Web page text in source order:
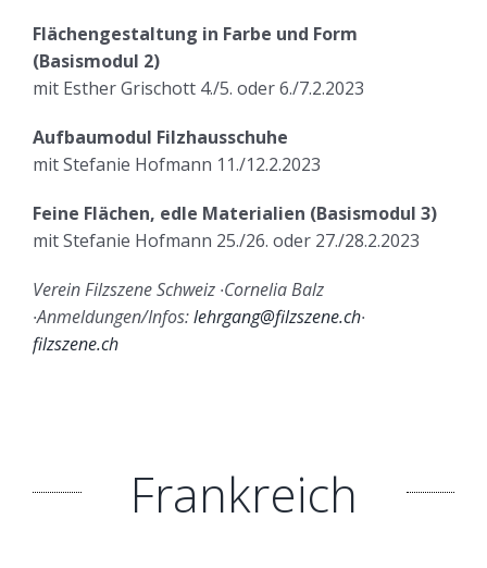
Flächengestaltung in Farbe und Form
(Basismodul 2)
mit Esther Grischott 4./5. oder 6./7.2.2023
Aufbaumodul Filzhausschuhe
mit Stefanie Hofmann 11./12.2.2023
Feine Flächen, edle Materialien (Basismodul 3)
mit Stefanie Hofmann 25./26. oder 27./28.2.2023
Verein Filzszene Schweiz ∙Cornelia Balz
∙Anmeldungen/Infos:lehrgang@filzszene.ch∙
filzszene.ch
Frankreich